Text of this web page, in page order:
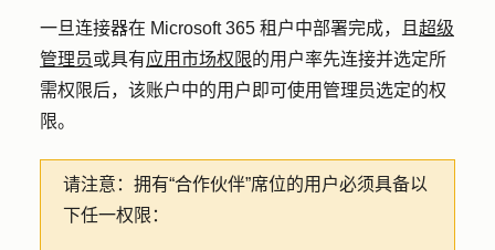
一旦连接器在 Microsoft 365 租户中部署完成，且 超级
管理员或具有应用市场权限的用户率先连接并选定所
需权限后，该账户中的用户即可使用管理员选定的权
限。
请注意： 拥有“合作伙伴”席位的用户必须具备以
下任一权限：